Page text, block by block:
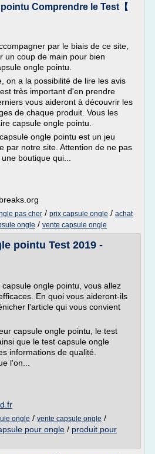
Comprendre le Test【
par le biais de ce site,
un coup de main pour bien
ongle pointu.
on a la possibilité de lire les avis
très important d'en prendre
vous aideront à découvrir les
de chaque produit. Vous les
capsule ongle pointu.
ongle pointu est un jeu
par notre site. Attention de ne pas
boutique qui...
pas cher / prix capsule ongle / achat
ongle / vente capsule ongle
pointu Test 2019 -
ongle pointu, vous allez
En quoi vous aideront-ils
l'article qui vous convient
capsule ongle pointu, le test
que le test capsule ongle
informations de qualité.
l'on...
ongle / vente capsule ongle /
pour ongle / produit pour